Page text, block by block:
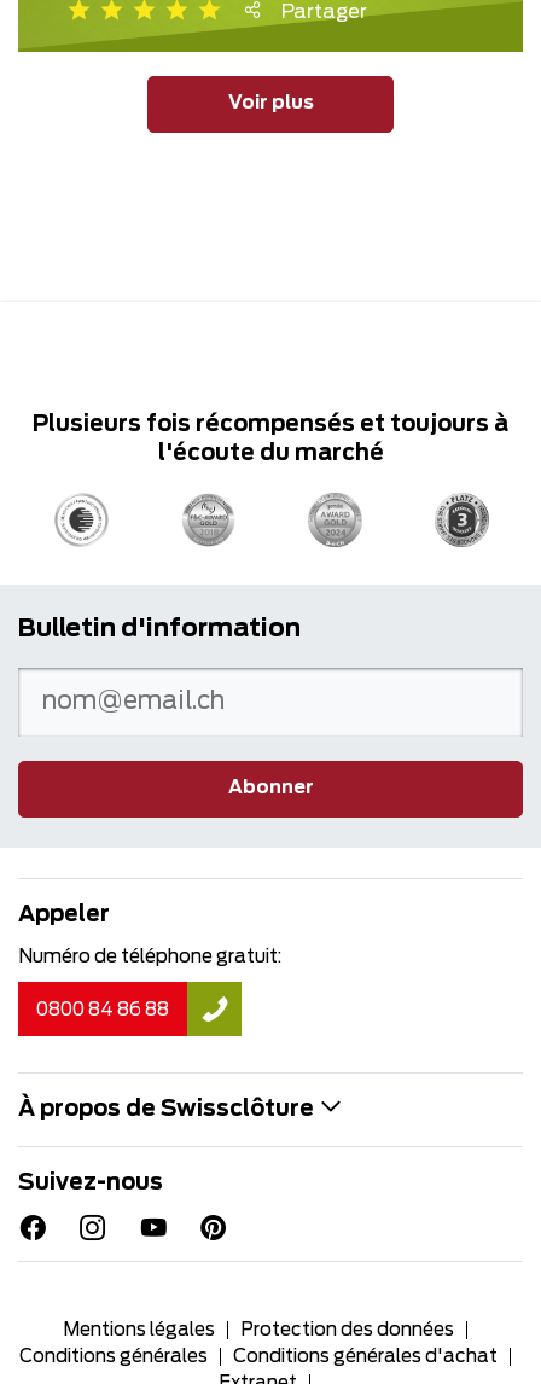
Partager
Voir plus
Plusieurs fois récompensés et toujours à
l'écoute du marché
Bulletin d'information
Abonner
Appeler
Numéro de téléphone gratuit:
0800 84 86 88
À propos de Swissclôture
Suivez-nous
Mentions légales
Protection des données
Conditions générales
Conditions générales d'achat